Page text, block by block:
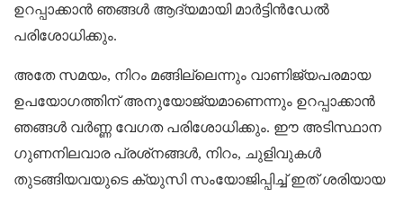
ഉറപ്പാക്കാൻ ഞങ്ങൾ ആദ്യമായി മാർട്ടിൻഡേൽ
പരിശോധിക്കും.
അതേ സമയം, നിറം മങ്ങില്ലെന്നും വാണിജ്യപരമായ
ഉപയോഗത്തിന് അനുയോജ്യമാണെന്നും ഉറപ്പാക്കാൻ
ഞങ്ങൾ വർണ്ണ വേഗത പരിശോധിക്കും. ഈ അടിസ്ഥാന
ഗുണനിലവാര പ്രശ്‌നങ്ങൾ, നിറം, ചുളിവുകൾ
തുടങ്ങിയവയുടെ ക്യുസി സംയോജിപ്പിച്ച് ഇത് ശരിയായ